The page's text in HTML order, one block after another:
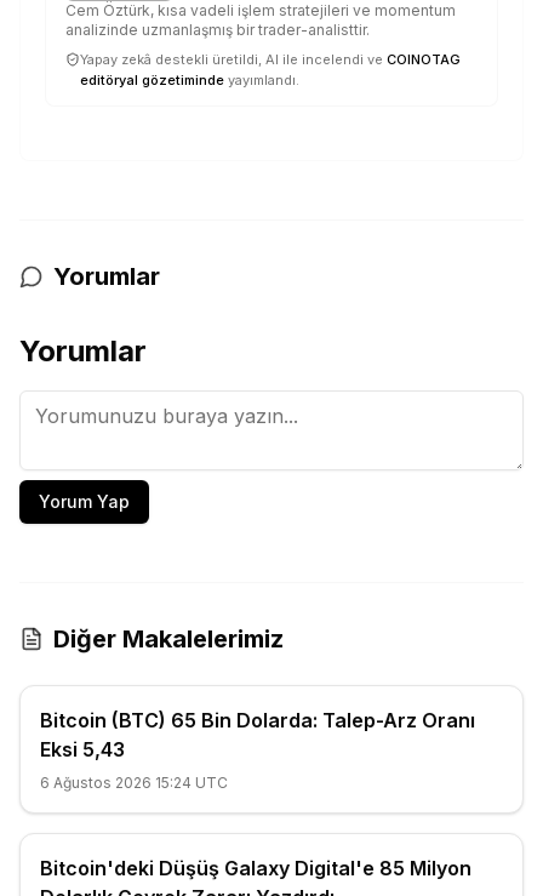
Cem Öztürk, kısa vadeli işlem stratejileri ve momentum
analizinde uzmanlaşmış bir trader-analisttir.
Yapay zekâ destekli üretildi, AI ile incelendi ve COINOTAG
editöryal gözetiminde yayımlandı.
Yorumlar
Yorumlar
Yorum Yap
Diğer Makalelerimiz
Bitcoin (BTC) 65 Bin Dolarda: Talep-Arz Oranı
Eksi 5,43
6 Ağustos 2026 15:24 UTC
Bitcoin'deki Düşüş Galaxy Digital'e 85 Milyon